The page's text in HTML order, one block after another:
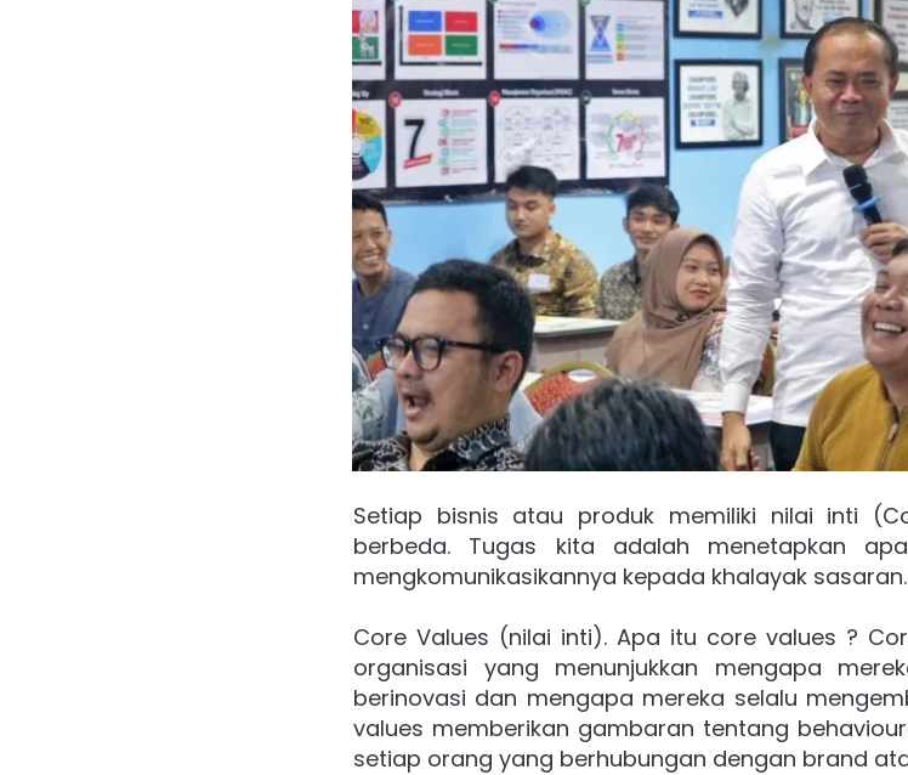
Setiap bisnis atau produk memiliki nilai inti
berbeda. Tugas kita adalah menetapkan
mengkomunikasikannya kepada khalayak sasaran.
Core Values (nilai inti). Apa itu core values ?
organisasi yang menunjukkan mengapa
berinovasi dan mengapa mereka selalu
values memberikan gambaran tentang
setiap orang yang berhubungan dengan brand